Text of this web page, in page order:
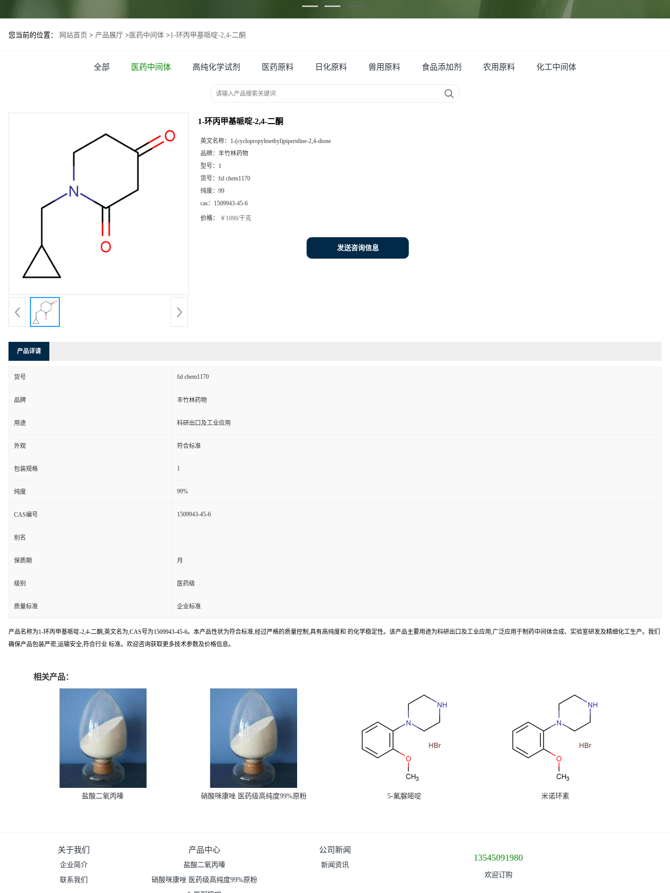
您当前的位置： 网站首页 > 产品展厅 > 医药中间体 >1-环丙甲基哌啶-2,4-二酮
全部 医药中间体 高纯化学试剂 医药原料 日化原料 兽用原料 食品添加剂 农用原料 化工中间体
1-环丙甲基哌啶-2,4-二酮
英文名称： 1-(cyclopropylmethyl)piperidine-2,4-dione
品牌： 丰竹林药物
型号： 1
货号： fzl chem1170
纯度： 99
cas： 1509943-45-6
价格： ￥1090/千克
发送咨询信息
产品详请
货号 fzl chem1170
品牌 丰竹林药物
用途 科研出口及工业应用
外观 符合标准
包装规格 1
纯度 99%
CAS编号 1509943-45-6
别名
保质期 月
级别 医药级
质量标准 企业标准
产品名称为1-环丙甲基哌啶-2,4-二酮,英文名为,CAS号为1509943-45-6。本产品性状为符合标准,经过严格的质量控制,具有高纯度和 的化学稳定性。该产品主要用途为科研出口及工业应用,广泛应用于制药中间体合成、实验室研发及精细化工生产。我们
确保产品包装严密,运输安全,符合行业 标准。欢迎咨询获取更多技术参数及价格信息。
相关产品：
盐酸二氧丙嗪 硝酸咪康唑 医药级高纯度99%原粉 5-氟脲嘧啶 米诺环素
关于我们
企业简介
联系我们
产品中心
盐酸二氧丙嗪
硝酸咪康唑 医药级高纯度99%原粉
公司新闻
新闻资讯
13545091980
欢迎订购